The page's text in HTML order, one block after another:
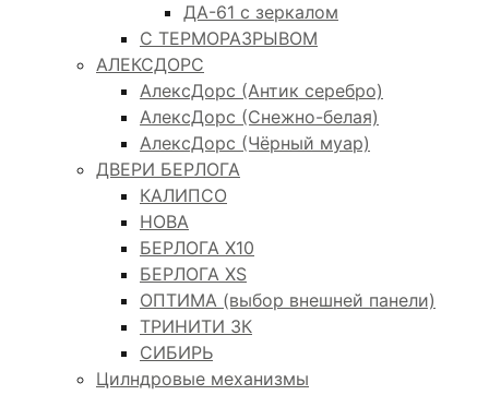
ДА-61 с зеркалом
С ТЕРМОРАЗРЫВОМ
АЛЕКСДОРС
АлексДорс (Антик серебро)
АлексДорс (Снежно-белая)
АлексДорс (Чёрный муар)
ДВЕРИ БЕРЛОГА
КАЛИПСО
НОВА
БЕРЛОГА Х10
БЕРЛОГА XS
ОПТИМА (выбор внешней панели)
ТРИНИТИ 3К
СИБИРЬ
Цилндровые механизмы